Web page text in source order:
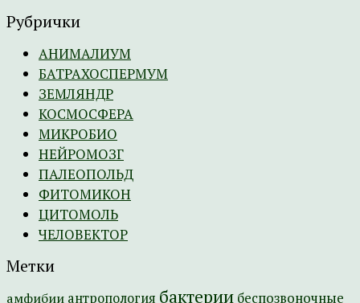
Рубрички
АНИМАЛИУМ
БАТРАХОСПЕРМУМ
ЗЕМЛЯНДР
КОСМОСФЕРА
МИКРОБИО
НЕЙРОМОЗГ
ПАЛЕОПОЛЬД
ФИТОМИКОН
ЦИТОМОЛЬ
ЧЕЛОВЕКТОР
Метки
амфибии антропология бактерии беспозвоночные